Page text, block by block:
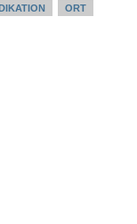
ORT